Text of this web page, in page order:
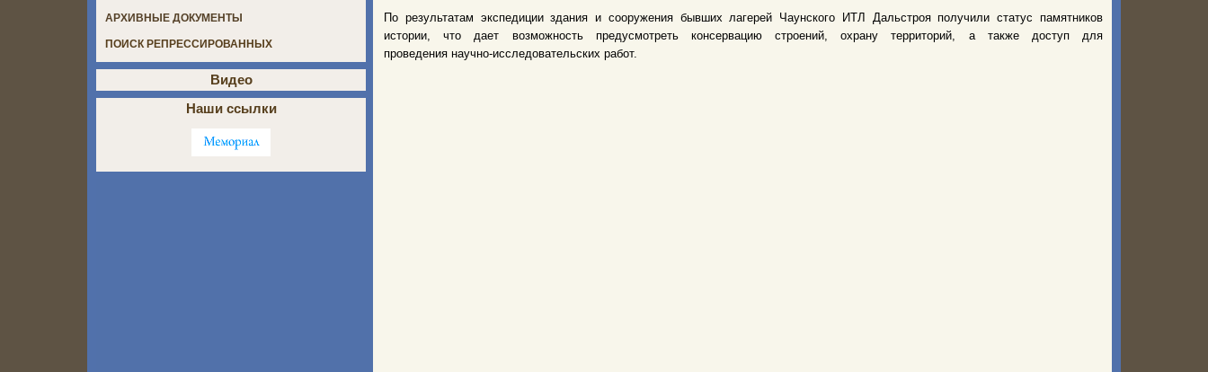
По результатам экспедиции здания и сооружения бывших лагерей Чаунского ИТЛ Дальстроя получили статус памятников
истории, что дает возможность предусмотреть консервацию строений, охрану территорий, а также доступ для
проведения научно-исследовательских работ.
АРХИВНЫЕ ДОКУМЕНТЫ
ПОИСК РЕПРЕССИРОВАННЫХ
Видео
Наши ссылки